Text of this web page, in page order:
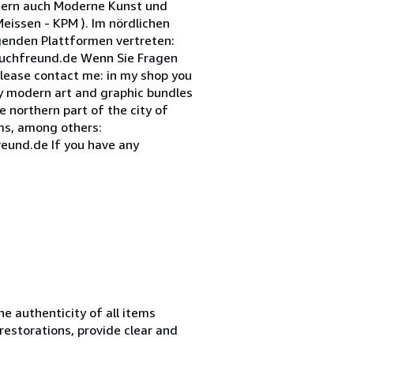
auch Moderne Kunst und
- KPM ). Im nördlichen
Plattformen vertreten:
Wenn Sie Fragen
contact me: in my shop you
art and graphic bundles
northern part of the city of
among others:
If you have any
authenticity of all items
provide clear and